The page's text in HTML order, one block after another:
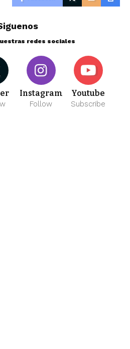
redes sociales
Instagram
Follow
Youtube
Subscribe